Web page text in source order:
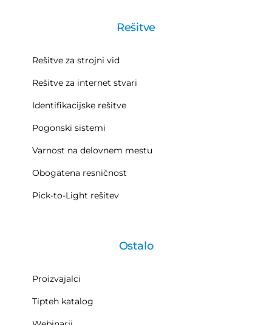
Rešitve
Rešitve za strojni vid
Rešitve za internet stvari
Identifikacijske rešitve
Pogonski sistemi
Varnost na delovnem mestu
Obogatena resničnost
Pick-to-Light rešitev
Ostalo
Proizvajalci
Tipteh katalog